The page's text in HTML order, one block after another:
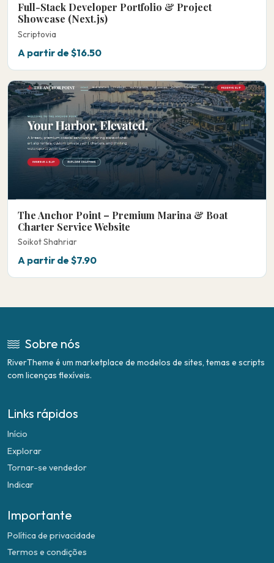
Full-Stack Developer Portfolio & Project
Showcase (Next.js)
Scriptovia
A partir de $16.50
The Anchor Point – Premium Marina & Boat
Charter Service Website
Soikot Shahriar
A partir de $7.90
Sobre nós
RiverTheme é um marketplace de modelos de sites, temas e scripts
com licenças flexíveis.
Links rápidos
Início
Explorar
Tornar-se vendedor
Indicar
Importante
Política de privacidade
Termos e condições